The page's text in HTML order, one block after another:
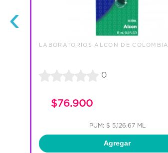
‹
LABORATORIOS ALCON DE COLOMBIA
0
$76.900
PUM: $ 5,126.67 ML
Agregar